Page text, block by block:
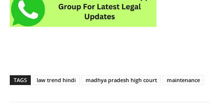
TAGS law trend hindi madhya pradesh high court maintenance